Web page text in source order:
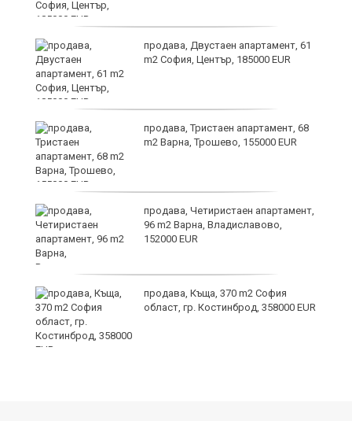
продава, Двустаен апартамент, 61
m2 София, Център, 185000 EUR
продава, Тристаен апартамент, 68
m2 Варна, Трошево, 155000 EUR
продава, Четиристаен апартамент,
96 m2 Варна, Владиславово,
152000 EUR
продава, Къща, 370 m2 София
област, гр. Костинброд, 358000 EUR